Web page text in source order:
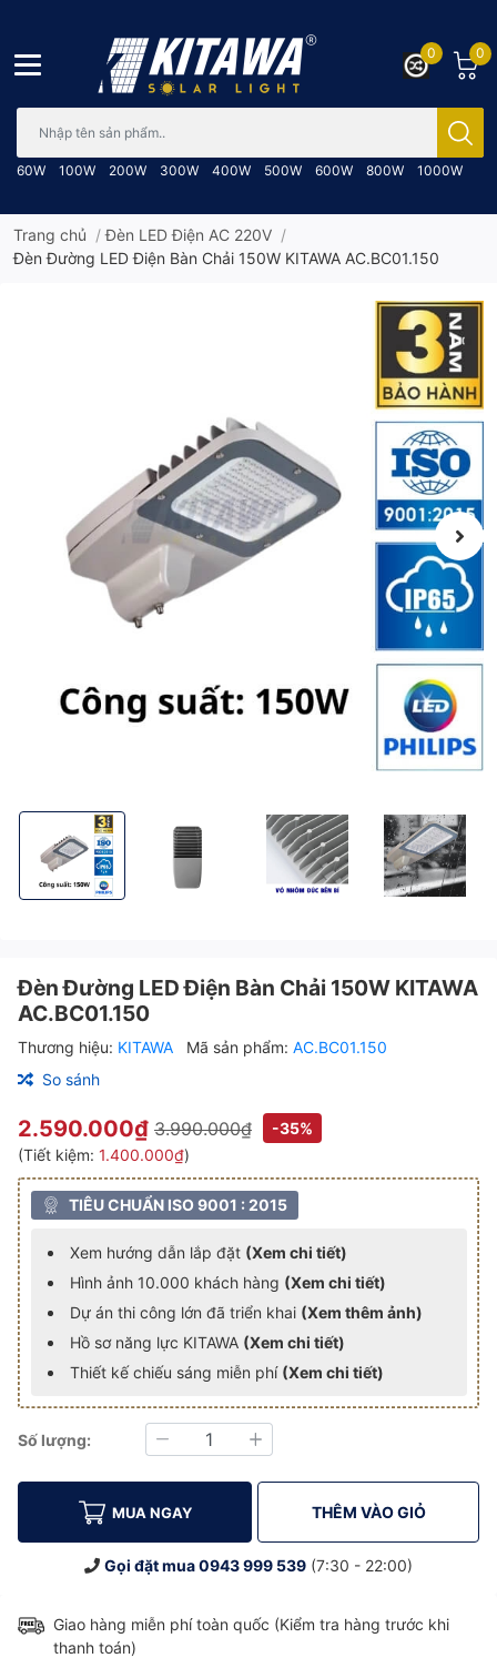
60W 100W 200W 300W 400W 500W 600W 800W 1000W
0
0
Trang chủ /Đèn LED Điện AC 220V /
Đèn Đường LED Điện Bàn Chải 150W KITAWA AC.BC01.150
Đèn Đường LED Điện Bàn Chải 150W KITAWA AC.BC01.150
Đèn Đường LED Điện Bàn Chải 150W KITAWA
Đèn Đường LED Điện Bàn Chải
Đèn Đường LED
Đèn Đường LED Điện Bàn Chải 150W KITAWA
AC.BC01.150
Thương hiệu: KITAWA Mã sản phẩm: AC.BC01.150
So sánh
2.590.000₫ 3.990.000₫
-35%
(Tiết kiệm: 1.400.000₫)
TIÊU CHUẨN ISO 9001 : 2015
Xem hướng dẫn lắp đặt (Xem chi tiết)
Hình ảnh 10.000 khách hàng (Xem chi tiết)
Dự án thi công lớn đã triển khai (Xem thêm ảnh)
Hồ sơ năng lực KITAWA (Xem chi tiết)
Thiết kế chiếu sáng miễn phí (Xem chi tiết)
Số lượng:
Giảm Tăng
MUA NGAY THÊM VÀO GIỎ
Gọi đặt mua0943 999 539 (7:30 - 22:00)
Giao hàng miễn phí toàn quốc (Kiểm tra hàng trước khi
thanh toán)